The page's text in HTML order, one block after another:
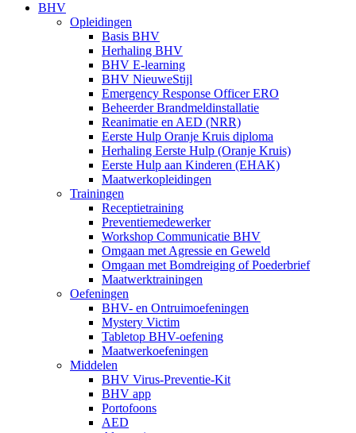
BHV
Opleidingen
Basis BHV
Herhaling BHV
BHV E-learning
BHV NieuweStijl
Emergency Response Officer ERO
Beheerder Brandmeldinstallatie
Reanimatie en AED (NRR)
Eerste Hulp Oranje Kruis diploma
Herhaling Eerste Hulp (Oranje Kruis)
Eerste Hulp aan Kinderen (EHAK)
Maatwerkopleidingen
Trainingen
Receptietraining
Preventiemedewerker
Workshop Communicatie BHV
Omgaan met Agressie en Geweld
Omgaan met Bomdreiging of Poederbrief
Maatwerktrainingen
Oefeningen
BHV- en Ontruimoefeningen
Mystery Victim
Tabletop BHV-oefening
Maatwerkoefeningen
Middelen
BHV Virus-Preventie-Kit
BHV app
Portofoons
AED